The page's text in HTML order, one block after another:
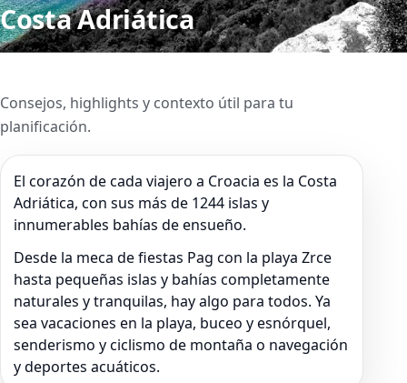
Costa Adriática
Consejos, highlights y contexto útil para tu
planificación.
El corazón de cada viajero a Croacia es la Costa
Adriática, con sus más de 1244 islas y
innumerables bahías de ensueño.
Desde la meca de fiestas Pag con la playa Zrce
hasta pequeñas islas y bahías completamente
naturales y tranquilas, hay algo para todos. Ya
sea vacaciones en la playa, buceo y esnórquel,
senderismo y ciclismo de montaña o navegación
y deportes acuáticos.